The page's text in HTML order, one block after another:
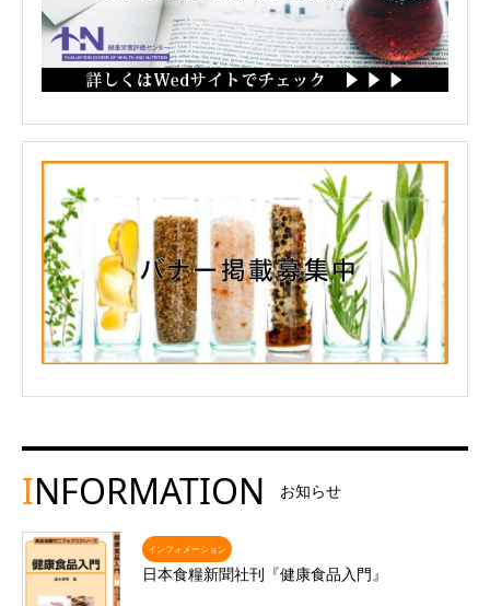
INFORMATION お知らせ
インフォメーション
日本食糧新聞社刊『健康食品入門』